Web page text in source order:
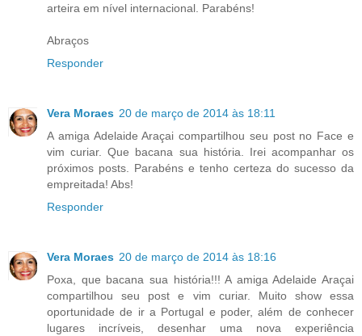
arteira em nível internacional. Parabéns!
Abraços
Responder
Vera Moraes 20 de março de 2014 às 18:11
A amiga Adelaide Araçai compartilhou seu post no Face e
vim curiar. Que bacana sua história. Irei acompanhar os
próximos posts. Parabéns e tenho certeza do sucesso da
empreitada! Abs!
Responder
Vera Moraes 20 de março de 2014 às 18:16
Poxa, que bacana sua história!!! A amiga Adelaide Araçai
compartilhou seu post e vim curiar. Muito show essa
oportunidade de ir a Portugal e poder, além de conhecer
lugares incríveis, desenhar uma nova experiência